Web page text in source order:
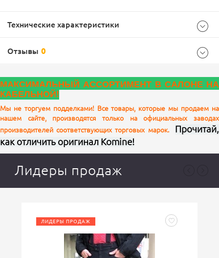
Технические характеристики
размер 2XL
цвет
Характеристики
Цвет
Отзывы 0
Ваш отзыв
МАКСИМАЛЬНЫЙ АССОРТИМЕНТ В САЛОНЕ НА
КАБЕЛЬНОЙ!
Мы не торгуем подделками! Все товары, которые мы продаем на
нашем сайте, производятся только на официальных заводах
производителей соответствующих торговых марок.
Прочитай,
как отличить оригинал Komine!
Лидеры продаж
ЛИДЕРЫ ПРОДАЖ